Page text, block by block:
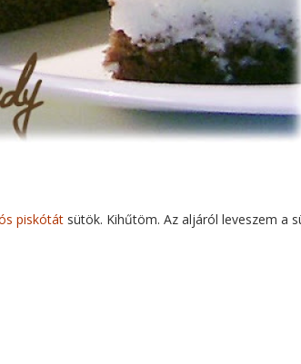
piskótát sütök. Kihűtöm. Az aljáról leveszem a